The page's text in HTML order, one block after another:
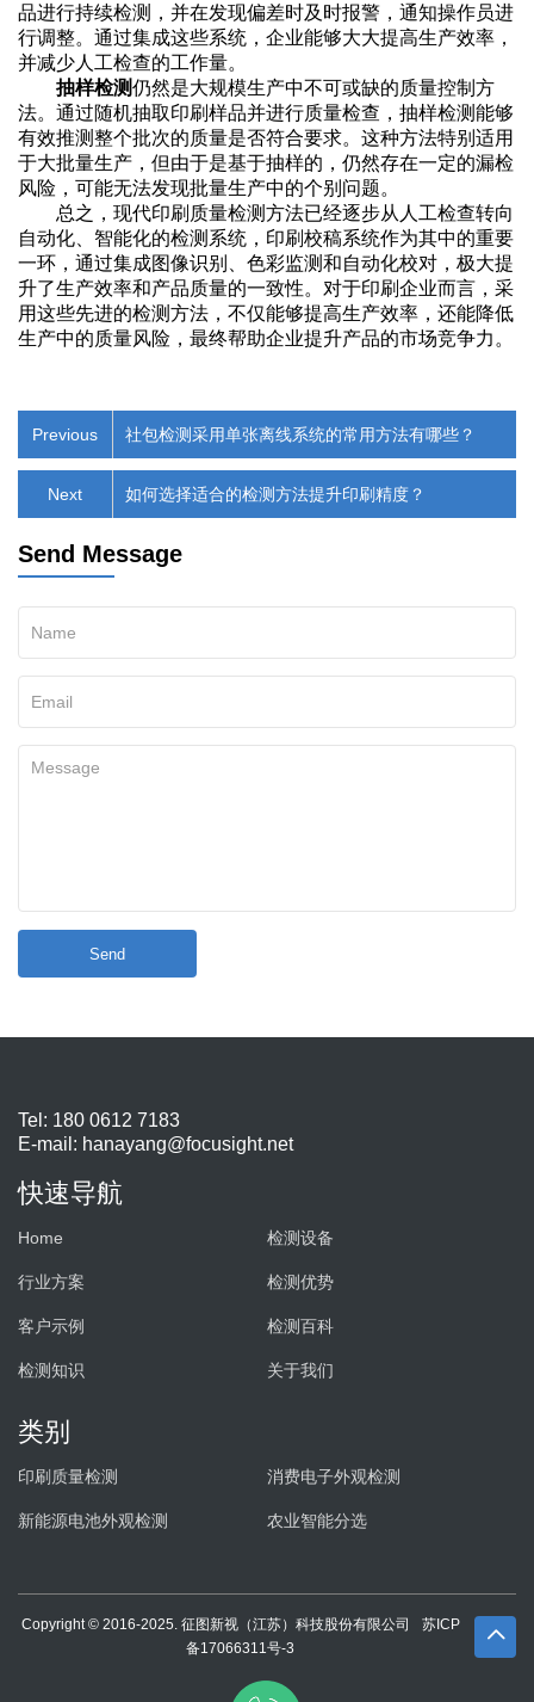
品进行持续检测，并在发现偏差时及时报警，通知操作员进
行调整。通过集成这些系统，企业能够大大提高生产效率，
并减少人工检查的工作量。
抽样检测仍然是大规模生产中不可或缺的质量控制方
法。通过随机抽取印刷样品并进行质量检查，抽样检测能够
有效推测整个批次的质量是否符合要求。这种方法特别适用
于大批量生产，但由于是基于抽样的，仍然存在一定的漏检
风险，可能无法发现批量生产中的个别问题。
总之，现代印刷质量检测方法已经逐步从人工检查转向
自动化、智能化的检测系统，印刷校稿系统作为其中的重要
一环，通过集成图像识别、色彩监测和自动化校对，极大提
升了生产效率和产品质量的一致性。对于印刷企业而言，采
用这些先进的检测方法，不仅能够提高生产效率，还能降低
生产中的质量风险，最终帮助企业提升产品的市场竞争力。
Previous 社包检测采用单张离线系统的常用方法有哪些？​
如何选择适合的检测方法提升印刷精度？
Next
Send Message
Send
Tel: 180 0612 7183
E-mail: hanayang@focusight.net
快速导航
Home 检测设备
行业方案 检测优势
客户示例 检测百科
检测知识 关于我们
类别
印刷质量检测 消费电子外观检测
新能源电池外观检测 农业智能分选
Copyright © 2016-2025. 征图新视（江苏）科技股份有限公司
苏ICP
备17066311号-3